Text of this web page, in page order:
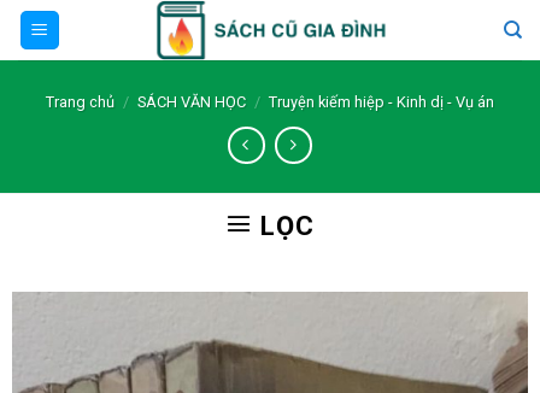
Skip
Trang chủ / SÁCH VĂN HỌC / Truyện kiếm hiệp - Kinh dị - Vụ án
LỌC